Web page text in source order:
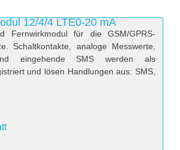
12/4/4 LTE0-20 mA
Fernwirkmodul für die GSM/GPRS-
Schaltkontakte, analoge Messwerte,
eingehende SMS werden als
und lösen Handlungen aus: SMS,